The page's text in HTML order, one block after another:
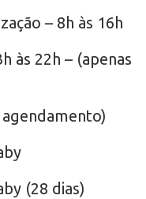
– 8h às 16h
às 22h – (apenas
agendamento)
(28 dias)